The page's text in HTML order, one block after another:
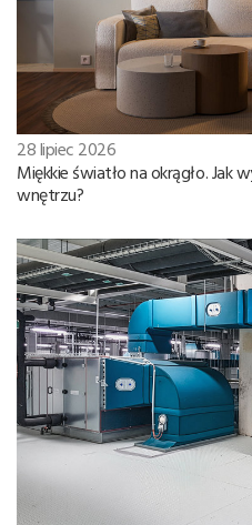
28 lipiec 2026
Miękkie światło na okrągło. Jak
wnętrzu?